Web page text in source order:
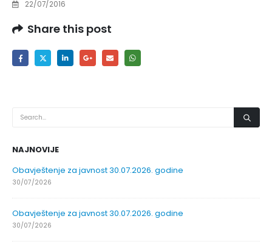
22/07/2016
Share this post
NAJNOVIJE
Obavještenje za javnost 30.07.2026. godine
30/07/2026
Obavještenje za javnost 30.07.2026. godine
30/07/2026